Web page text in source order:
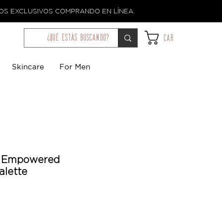
EXCLUSIVOS COMPRANDO EN LÍNEA.
¿qué estás buscando? Car
Skincare For Men